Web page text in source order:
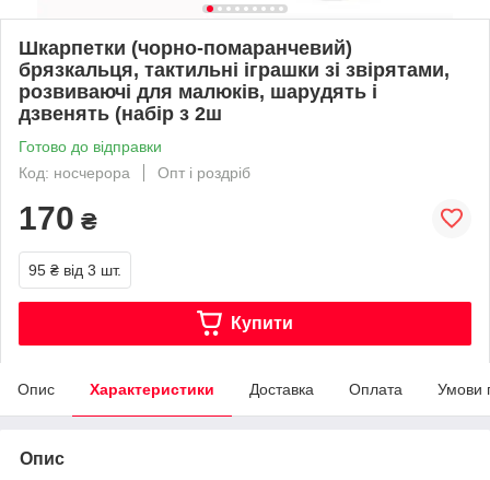
Шкарпетки (чорно-помаранчевий)
брязкальця, тактильні іграшки зі звірятами,
розвиваючі для малюків, шарудять і
дзвенять (набір з 2ш
Готово до відправки
Код: носчерора
Опт і роздріб
170 ₴
95 ₴ від 3 шт.
Купити
Опис Характеристики Доставка Оплата Умови
Опис